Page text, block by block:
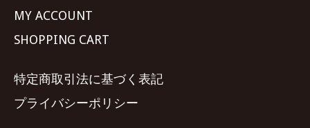
MY ACCOUNT
SHOPPING CART
特定商取引法に基づく表記
プライバシーポリシー